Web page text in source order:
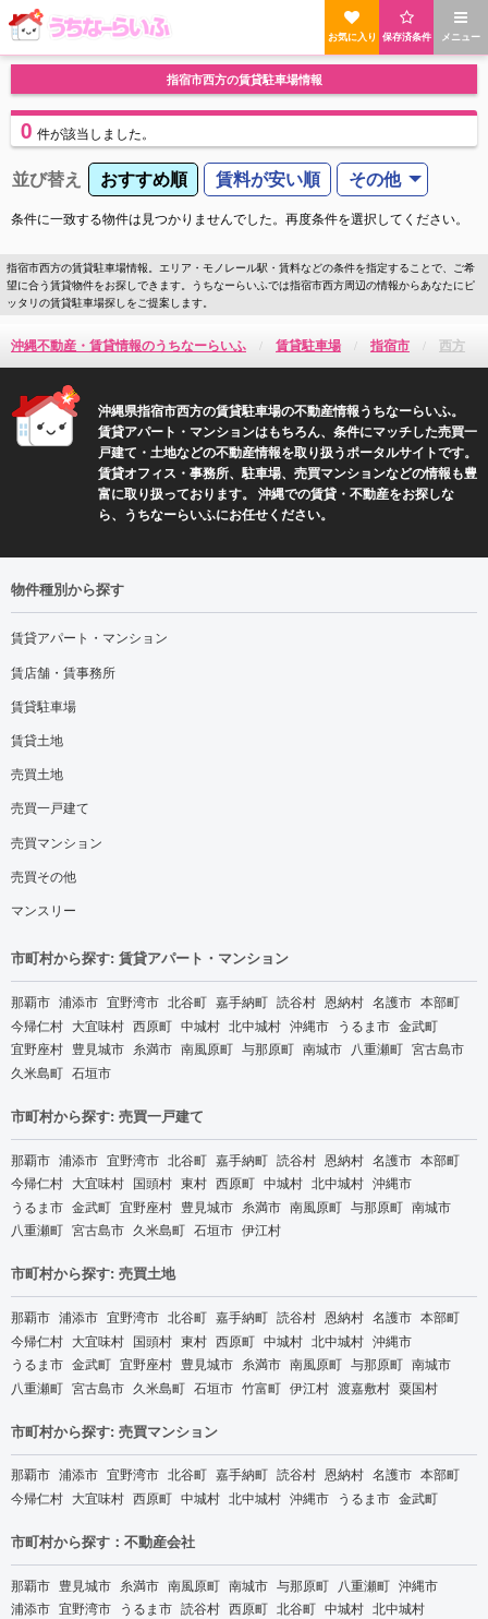
メニュー
保存済条件
お気に入り
指宿市西方の賃貸駐車場情報
0 件が該当しました。
並び替え おすすめ順 賃料が安い順 その他
条件に一致する物件は見つかりませんでした。再度条件を選択してください。
指宿市西方の賃貸駐車場情報。エリア・モノレール駅・賃料などの条件を指定することで、ご希
望に合う賃貸物件をお探しできます。うちなーらいふでは指宿市西方周辺の情報からあなたにピ
ッタリの賃貸駐車場探しをご提案します。
沖縄不動産・賃貸情報のうちなーらいふ 賃貸駐車場 指宿市 西方
沖縄県指宿市西方の賃貸駐車場の不動産情報うちなーらいふ。
賃貸アパート・マンションはもちろん、条件にマッチした売買一
戸建て・土地などの不動産情報を取り扱うポータルサイトです。
賃貸オフィス・事務所、駐車場、売買マンションなどの情報も豊
富に取り扱っております。 沖縄での賃貸・不動産をお探しな
ら、うちなーらいふにお任せください。
物件種別から探す
賃貸アパート・マンション
賃店舗・賃事務所
賃貸駐車場
賃貸土地
売買土地
売買一戸建て
売買マンション
売買その他
マンスリー
市町村から探す: 賃貸アパート・マンション
那覇市 浦添市 宜野湾市 北谷町 嘉手納町 読谷村 恩納村 名護市 本部町
今帰仁村 大宜味村 西原町 中城村 北中城村 沖縄市 うるま市 金武町
宜野座村 豊見城市 糸満市 南風原町 与那原町 南城市 八重瀬町 宮古島市
久米島町 石垣市
市町村から探す: 売買一戸建て
那覇市 浦添市 宜野湾市 北谷町 嘉手納町 読谷村 恩納村 名護市 本部町
今帰仁村 大宜味村 国頭村 東村 西原町 中城村 北中城村 沖縄市
うるま市 金武町 宜野座村 豊見城市 糸満市 南風原町 与那原町 南城市
八重瀬町 宮古島市 久米島町 石垣市 伊江村
市町村から探す: 売買土地
那覇市 浦添市 宜野湾市 北谷町 嘉手納町 読谷村 恩納村 名護市 本部町
今帰仁村 大宜味村 国頭村 東村 西原町 中城村 北中城村 沖縄市
うるま市 金武町 宜野座村 豊見城市 糸満市 南風原町 与那原町 南城市
八重瀬町 宮古島市 久米島町 石垣市 竹富町 伊江村 渡嘉敷村 粟国村
市町村から探す: 売買マンション
那覇市 浦添市 宜野湾市 北谷町 嘉手納町 読谷村 恩納村 名護市 本部町
今帰仁村 大宜味村 西原町 中城村 北中城村 沖縄市 うるま市 金武町
市町村から探す：不動産会社
那覇市 豊見城市 糸満市 南風原町 南城市 与那原町 八重瀬町 沖縄市
浦添市 宜野湾市 うるま市 読谷村 西原町 北谷町 中城村 北中城村